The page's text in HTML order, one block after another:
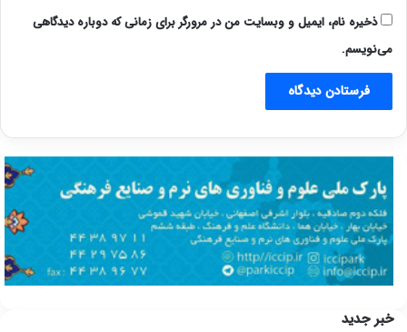
ذخیره نام، ایمیل و وبسایت من در مرورگر برای زمانی که دوباره دیدگاهی
می‌نویسم.
خبر جدید